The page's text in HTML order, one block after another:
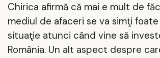
Chirica afirmă că mai e mult de
mediul de afaceri se va simţi
situaţie atunci când vine să
România. Un alt aspect despre